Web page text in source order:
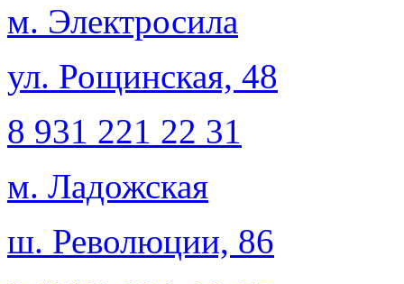
м. Электросила
ул. Рощинская, 48
8 931 221 22 31
м. Ладожская
ш. Революции, 86